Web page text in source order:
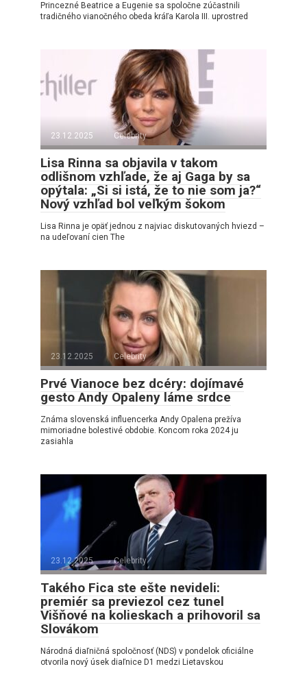
Princezné Beatrice a Eugenie sa spoločne zúčastnili
tradičného vianočného obeda kráľa Karola III. uprostred
23.12.2025 Celebrity
Lisa Rinna sa objavila v takom
odlišnom vzhľade, že aj Gaga by sa
opýtala: „Si si istá, že to nie som ja?“
Nový vzhľad bol veľkým šokom
Lisa Rinna je opäť jednou z najviac diskutovaných hviezd –
na udeľovaní cien The
23.12.2025 Celebrity
Prvé Vianoce bez dcéry: dojímavé
gesto Andy Opaleny láme srdce
Známa slovenská influencerka Andy Opalena prežíva
mimoriadne bolestivé obdobie. Koncom roka 2024 ju
zasiahla
23.12.2025 Celebrity
Takého Fica ste ešte nevideli:
premiér sa previezol cez tunel
Višňové na kolieskach a prihovoril sa
Slovákom
Národná diaľničná spoločnosť (NDS) v pondelok oficiálne
otvorila nový úsek diaľnice D1 medzi Lietavskou